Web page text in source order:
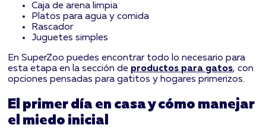
Caja de arena limpia
Platos para agua y comida
Rascador
Juguetes simples
En SuperZoo puedes encontrar todo lo necesario para
esta etapa en la sección de productos para gatos, con
opciones pensadas para gatitos y hogares primerizos.
El primer día en casa y cómo manejar
el miedo inicial